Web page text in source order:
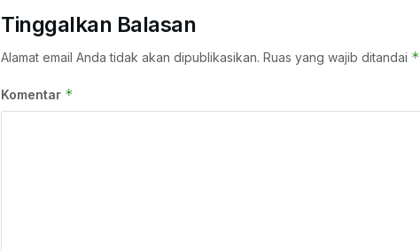
Tinggalkan Balasan
Alamat email Anda tidak akan dipublikasikan. Ruas yang wajib ditandai *
Komentar *